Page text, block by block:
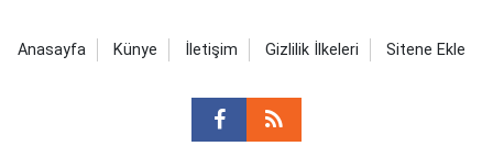
Anasayfa Künye İletişim Gizlilik İlkeleri Sitene Ekle